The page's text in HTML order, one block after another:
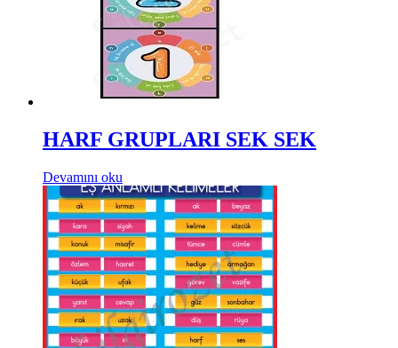
HARF GRUPLARI SEK SEK
Devamını oku